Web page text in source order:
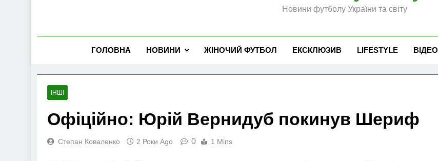
Новини футболу України та світу
ГОЛОВНА НОВИНИ ЖІНОЧИЙ ФУТБОЛ ЕКСКЛЮЗИВ LIFESTYLE ВІДЕО
ІНШІ
Офіційно: Юрій Вернидуб покинув Шериф
Степан Коваленко 2 Роки Ago 0 1 Mins